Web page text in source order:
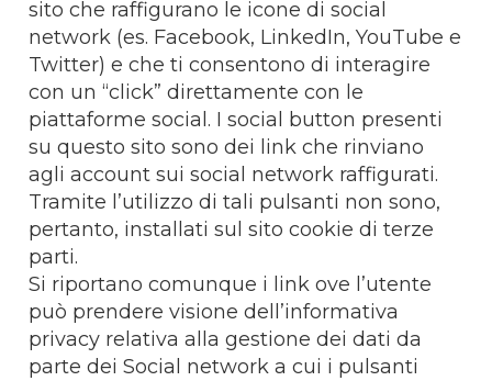
sito che raffigurano le icone di social
network (es. Facebook, LinkedIn, YouTube e
Twitter) e che ti consentono di interagire
con un “click” direttamente con le
piattaforme social. I social button presenti
su questo sito sono dei link che rinviano
agli account sui social network raffigurati.
Tramite l’utilizzo di tali pulsanti non sono,
pertanto, installati sul sito cookie di terze
parti.
Si riportano comunque i link ove l’utente
può prendere visione dell’informativa
privacy relativa alla gestione dei dati da
parte dei Social network a cui i pulsanti